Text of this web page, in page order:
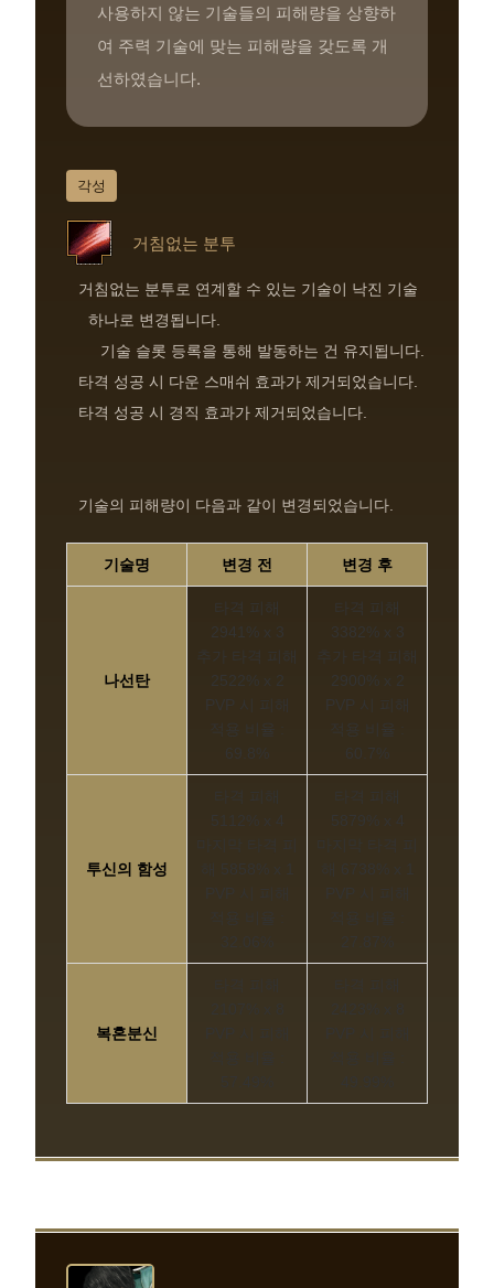
사용하지 않는 기술들의 피해량을 상향하
여 주력 기술에 맞는 피해량을 갖도록 개
선하였습니다.
각성
거침없는 분투
거침없는 분투로 연계할 수 있는 기술이 낙진 기술
하나로 변경됩니다.
기술 슬롯 등록을 통해 발동하는 건 유지됩니다.
타격 성공 시 다운 스매쉬 효과가 제거되었습니다.
타격 성공 시 경직 효과가 제거되었습니다.
기술의 피해량이 다음과 같이 변경되었습니다.
기술명 변경 전 변경 후
나선탄
타격 피해
2941% x 3
추가 타격 피해
2522% x 2
PVP 시 피해
적용 비율 :
69.8%
타격 피해
3382% x 3
추가 타격 피해
2900% x 2
PVP 시 피해
적용 비율 :
60.7%
투신의 함성
5879% x 4
복혼분신